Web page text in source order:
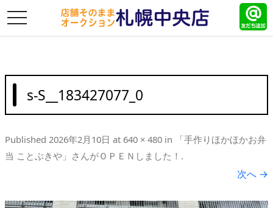
toggle
s-S__183427077_0
Published 2026年2月10日 at 640 × 480 in
「手作りほかほかお弁
当 ことぶきや」さんがＯＰＥＮしました！ .
次へ →